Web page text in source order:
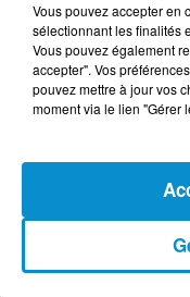
5
4
152
Vous pouvez accepter en
sélectionnant les finalités
Vous pouvez également
accepter". Vos
pouvez mettre à jour vos
moment via le lien "Gérer